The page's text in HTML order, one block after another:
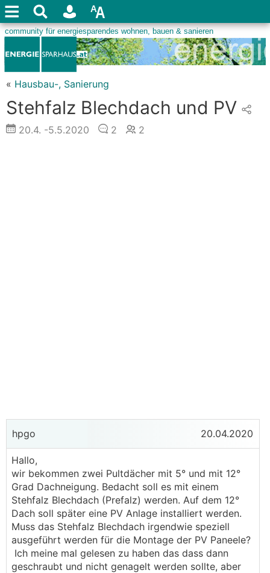
« Hausbau-, Sanierung
Stehfalz Blechdach und PV
20.4. -5.5.2020 2 2
hpgo 20.04.2020
Hallo,
wir bekommen zwei Pultdächer mit 5° und mit 12°
Grad Dachneigung. Bedacht soll es mit einem
Stehfalz Blechdach (Prefalz) werden. Auf dem 12°
Dach soll später eine PV Anlage installiert werden.
Muss das Stehfalz Blechdach irgendwie speziell
ausgeführt werden für die Montage der PV Paneele?
Ich meine mal gelesen zu haben das dass dann
geschraubt und nicht genagelt werden sollte, aber